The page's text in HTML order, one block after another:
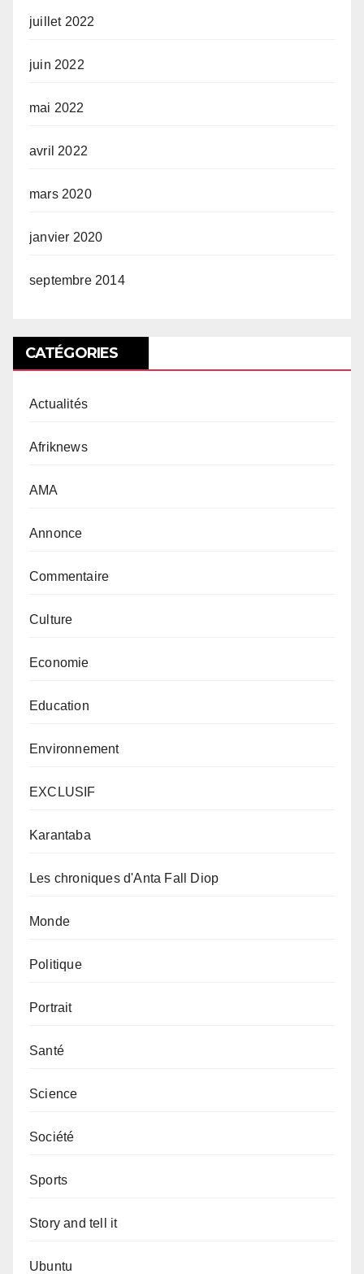
juillet 2022
juin 2022
mai 2022
avril 2022
mars 2020
janvier 2020
septembre 2014
CATÉGORIES
Actualités
Afriknews
AMA
Annonce
Commentaire
Culture
Economie
Education
Environnement
EXCLUSIF
Karantaba
Les chroniques d'Anta Fall Diop
Monde
Politique
Portrait
Santé
Science
Société
Sports
Story and tell it
Ubuntu